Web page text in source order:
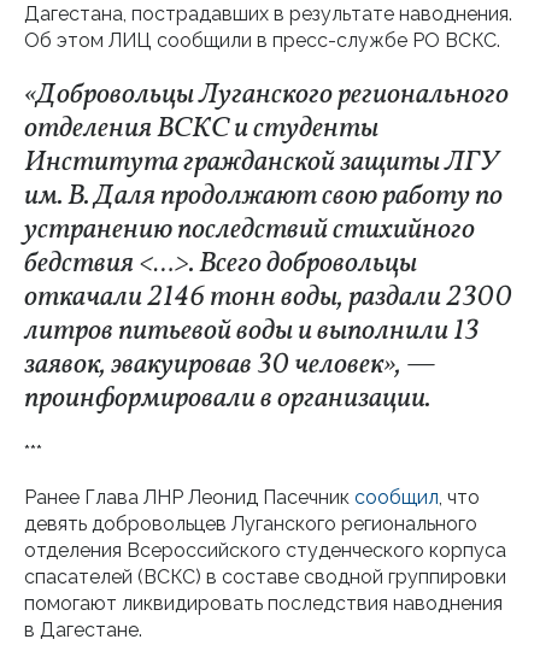
Дагестана, пострадавших в результате наводнения.
Об этом ЛИЦ сообщили в пресс-службе РО ВСКС.
«Добровольцы Луганского регионального
отделения ВСКС и студенты
Института гражданской защиты ЛГУ
им. В. Даля продолжают свою работу по
устранению последствий стихийного
бедствия<…>. Всего добровольцы
откачали 2146 тонн воды, раздали 2300
литров питьевой воды и выполнили 13
заявок, эвакуировав 30 человек», —
проинформировали в организации.
***
Ранее Глава ЛНР Леонид Пасечник сообщил, что
девять добровольцев Луганского регионального
отделения Всероссийского студенческого корпуса
спасателей (ВСКС) в составе сводной группировки
помогают ликвидировать последствия наводнения
в Дагестане.